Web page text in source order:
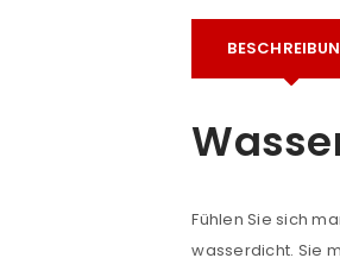
Fühlen Sie sich
wasserdicht. Sie